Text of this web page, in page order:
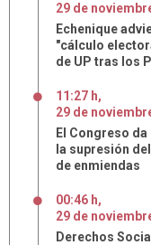
29 de
Echenique
"cálculo
de UP tras los
11:27 h,
29 de
El Congreso
la supresión
de enmiendas
00:46 h,
29 de
Derechos